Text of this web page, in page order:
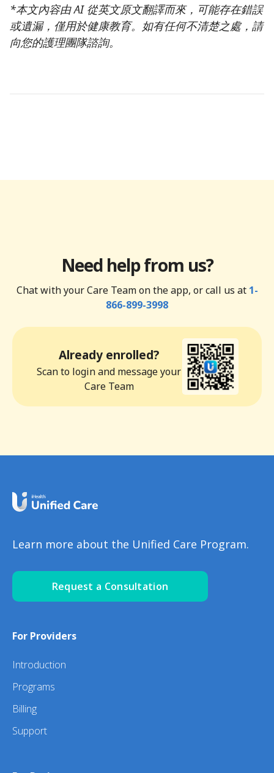
*本文內容由 AI 從英文原文翻譯而來，可能存在錯誤
或遺漏，僅用於健康教育。如有任何不清楚之處，請
向您的護理團隊諮詢。
Need help from us?
Chat with your Care Team on the app, or call us at 1-
866-899-3998
Already enrolled?
Scan to login and message your
Care Team
Learn more about the Unified Care Program.
Request a Consultation
For Providers
Introduction
Programs
Billing
Support